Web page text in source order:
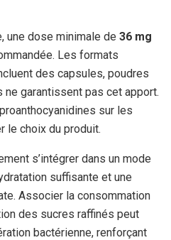
une dose minimale de 36 mg
Les formats
des capsules, poudres
garantissent pas cet apport.
sur les
le choix du produit.
s’intégrer dans un mode
suffisante et une
Associer la consommation
des sucres raffinés peut
bactérienne, renforçant